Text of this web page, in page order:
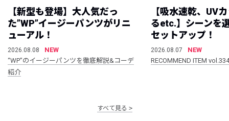
【新型も登場】大人気だっ
た”WP”イージーパンツがリニ
ューアル！
2026.08.08
NEW
“WP”のイージーパンツを徹底解説&コーデ
紹介
【吸水速乾、UV
るetc.】シーンを
セットアップ！
2026.08.07
NEW
RECOMMEND ITEM vol.334
すべて見る